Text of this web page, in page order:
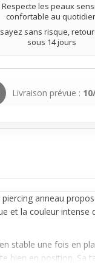
Respecte les peaux
confortable au
sans risque,
sous 14 jours
Livraison prévue :
piercing anneau
la couleur intense
une fois en
bien en position. Sa